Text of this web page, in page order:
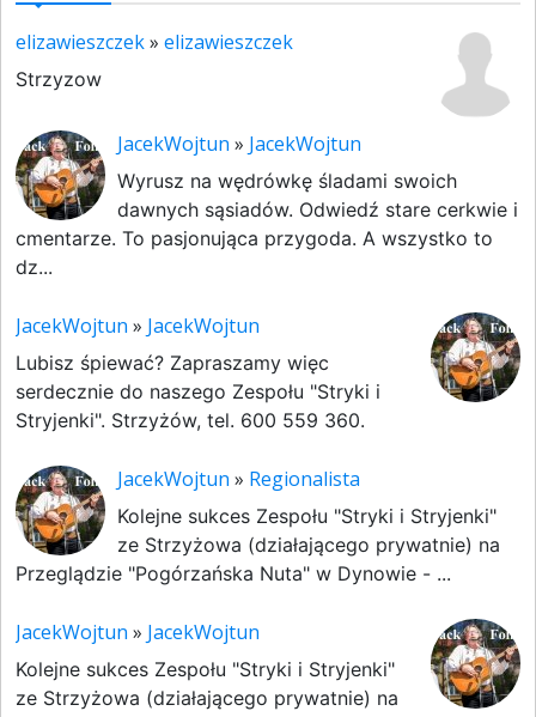
elizawieszczek» elizawieszczek
Strzyzow
JacekWojtun » JacekWojtun
Wyrusz na wędrówkę śladami swoich
dawnych sąsiadów. Odwiedź stare cerkwie i
cmentarze. To pasjonująca przygoda. A wszystko to
dz...
JacekWojtun » JacekWojtun
Lubisz śpiewać? Zapraszamy więc
serdecznie do naszego Zespołu "Stryki i
Stryjenki". Strzyżów, tel. 600 559 360.
JacekWojtun » Regionalista
Kolejne sukces Zespołu "Stryki i Stryjenki"
ze Strzyżowa (działającego prywatnie) na
Przeglądzie "Pogórzańska Nuta" w Dynowie - ...
JacekWojtun » JacekWojtun
Kolejne sukces Zespołu "Stryki i Stryjenki"
ze Strzyżowa (działającego prywatnie) na